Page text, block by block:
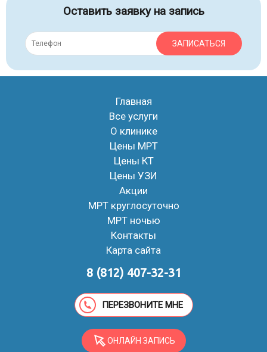
Оставить заявку на запись
ЗАПИСАТЬСЯ
Главная
Все услуги
О клинике
Цены МРТ
Цены КТ
Цены УЗИ
Акции
МРТ круглосуточно
МРТ ночью
Контакты
Карта сайта
8 (812) 407-32-31
ПЕРЕЗВОНИТЕ МНЕ
ОНЛАЙН ЗАПИСЬ